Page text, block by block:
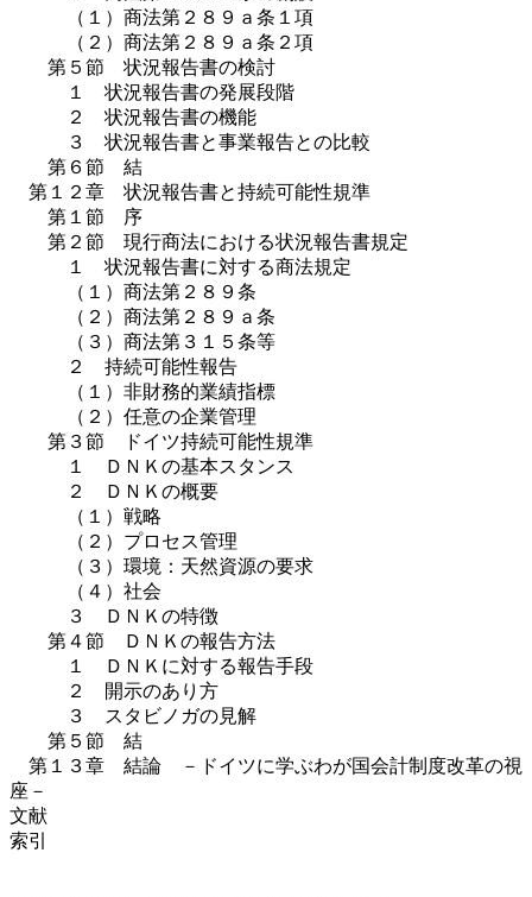
（１）商法第２８９ａ条１項
（２）商法第２８９ａ条２項
第５節 状況報告書の検討
１ 状況報告書の発展段階
２ 状況報告書の機能
３ 状況報告書と事業報告との比較
第６節 結
第１２章 状況報告書と持続可能性規準
第１節 序
第２節 現行商法における状況報告書規定
１ 状況報告書に対する商法規定
（１）商法第２８９条
（２）商法第２８９ａ条
（３）商法第３１５条等
２ 持続可能性報告
（１）非財務的業績指標
（２）任意の企業管理
第３節 ドイツ持続可能性規準
１ ＤＮＫの基本スタンス
２ ＤＮＫの概要
（１）戦略
（２）プロセス管理
（３）環境：天然資源の要求
（４）社会
３ ＤＮＫの特徴
第４節 ＤＮＫの報告方法
１ ＤＮＫに対する報告手段
２ 開示のあり方
３ スタビノガの見解
第５節 結
第１３章 結論 －ドイツに学ぶわが国会計制度改革の視
座－
文献
索引